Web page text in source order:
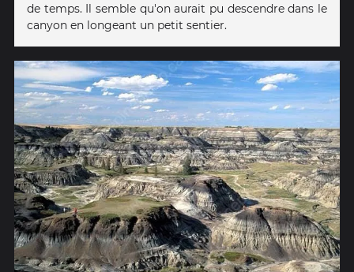
de temps. Il semble qu'on aurait pu descendre dans le
canyon en longeant un petit sentier.